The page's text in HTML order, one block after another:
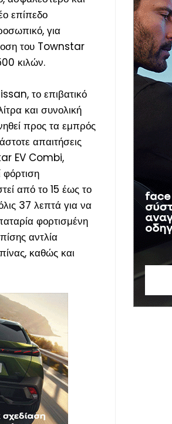
επίπεδο
για
του Townstar
κιλών.
το επιβατικό
και συνολική
προς τα εμπρός
απαιτήσεις
EV Combi,
από το 15 έως το
37 λεπτά για να
φορτισμένη
αντλία
καθώς και